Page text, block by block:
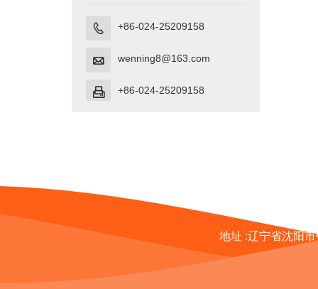
 +86-024-25209158
 wenning8@163.com
 +86-024-25209158
地址 :辽宁省沈阳